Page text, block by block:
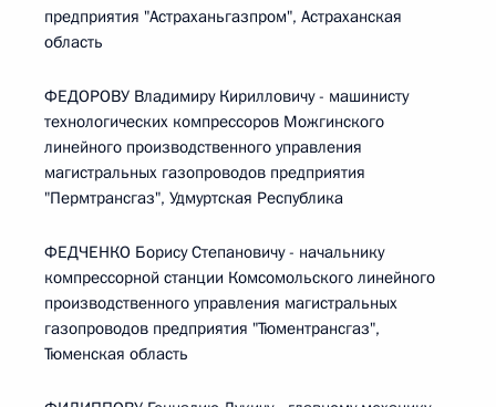
предприятия "Астраханьгазпром", Астраханская
область
ФЕДОРОВУ Владимиру Кирилловичу - машинисту
технологических компрессоров Можгинского
линейного производственного управления
магистральных газопроводов предприятия
"Пермтрансгаз", Удмуртская Республика
ФЕДЧЕНКО Борису Степановичу - начальнику
компрессорной станции Комсомольского линейного
производственного управления магистральных
газопроводов предприятия "Тюментрансгаз",
Тюменская область